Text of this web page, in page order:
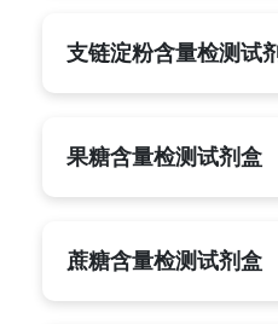
支链淀粉含量检测试
果糖含量检测试剂盒
蔗糖含量检测试剂盒